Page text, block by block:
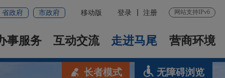
省政府 市政府 移动版 登录 注册 网站支持IPv6
事服务 互动交流 走进马尾 营商环境
长者模式 无障碍浏览